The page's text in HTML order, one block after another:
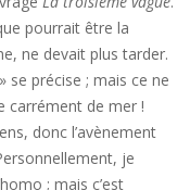
pourrait être la
ne devait plus tarder.
se précise ; mais ce ne
carrément de mer !
donc l’avènement
je
; mais c’est